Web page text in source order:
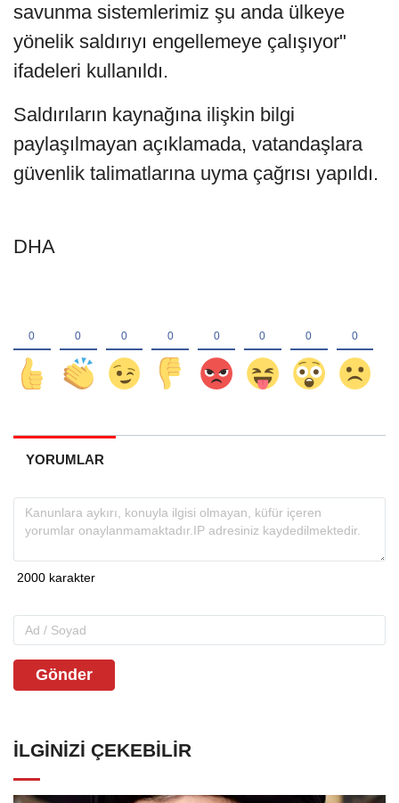
savunma sistemlerimiz şu anda ülkeye
yönelik saldırıyı engellemeye çalışıyor"
ifadeleri kullanıldı.
Saldırıların kaynağına ilişkin bilgi
paylaşılmayan açıklamada, vatandaşlara
güvenlik talimatlarına uyma çağrısı yapıldı.
DHA
YORUMLAR
Gönder
İLGINIZI ÇEKEBILIR